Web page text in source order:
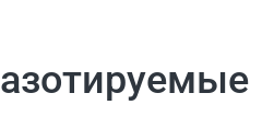
азотируемые